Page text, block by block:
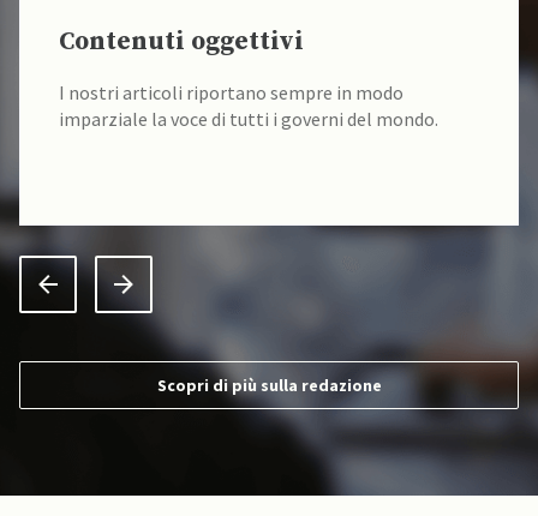
Contenuti oggettivi
I nostri articoli riportano sempre in modo
imparziale la voce di tutti i governi del mondo.
Scopri di più sulla redazione